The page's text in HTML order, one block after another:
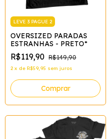
LEVE 3 PAGUE 2
OVERSIZED PARADAS
ESTRANHAS - PRETO*
R$119,90 R$149,90
2 x de R$59,95 sem juros
Comprar